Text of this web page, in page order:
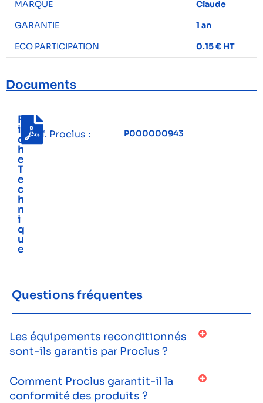
MARQUE
Claude
GARANTIE
1 an
ECO PARTICIPATION
0.15 € HT
Documents
F
i
c
h
e
T
e
c
h
n
i
q
u
e
Réf. Proclus : P000000943
Questions fréquentes
Les équipements reconditionnés
sont-ils garantis par Proclus ?
Comment Proclus garantit-il la
conformité des produits ?